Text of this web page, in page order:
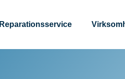
Reparationsservice